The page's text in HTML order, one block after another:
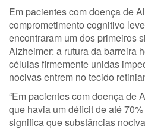
Em pacientes com doença de
comprometimento cognitivo
encontraram um dos primeiros
Alzheimer: a rutura da barreira
células firmemente unidas
nocivas entrem no tecido
“Em pacientes com doença de
que havia um déficit de até
significa que substâncias